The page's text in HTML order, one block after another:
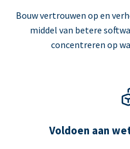
Bouw vertrouwen op en
middel van betere
concentreren op
Voldoen aan